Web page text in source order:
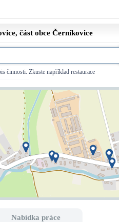
část obce Černíkovice
činnosti. Zkuste například restaurace
Nabídka práce